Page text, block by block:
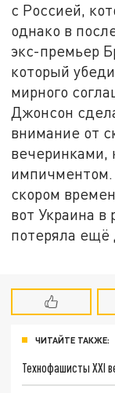
с Россией,
однако в
экс-премьер
который
мирного
Джонсон
внимание от
вечеринками,
импичментом.
скором
вот Украина в
потеряла ещё
ЧИТАЙТЕ ТАКЖЕ:
Технофашисты XXI